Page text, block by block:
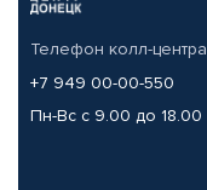
Телефон колл-центра
+7 949 00-00-550
Пн-Вс с 9.00 до 18.00